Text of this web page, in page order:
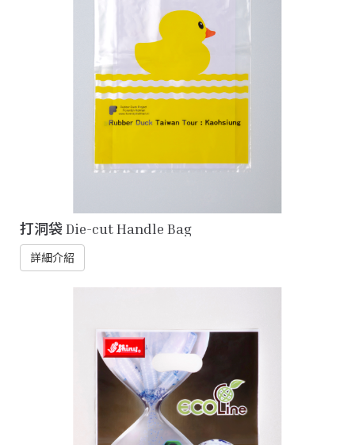
打洞袋 Die-cut Handle Bag
詳細介紹